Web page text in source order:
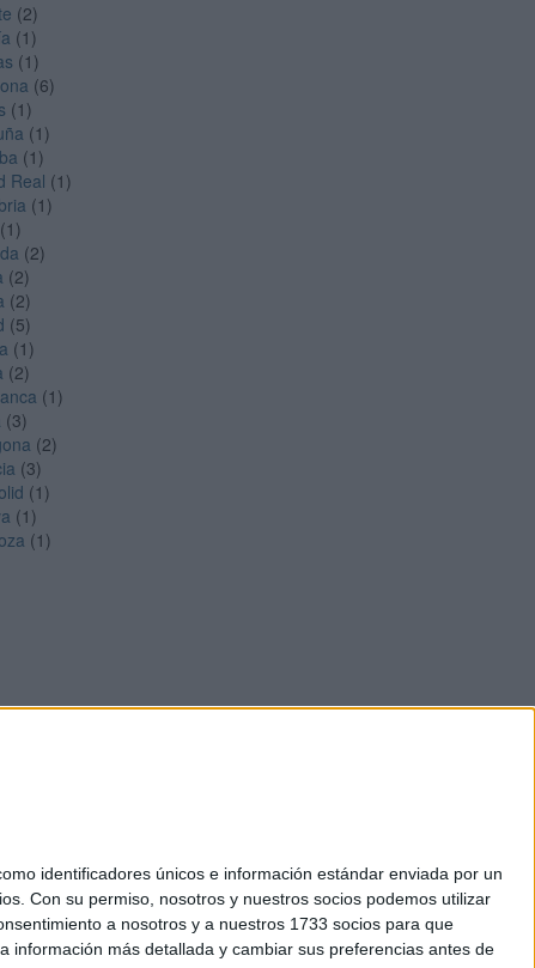
identificadores únicos e información estándar enviada por un
Con su permiso, nosotros y nuestros socios podemos utilizar
a nosotros y a nuestros 1733 socios para que
más detallada y cambiar sus preferencias antes de
(2)
(1)
(1)
(6)
(1)
(1)
(1)
Real (1)
(1)
(1)
(2)
(2)
(2)
(5)
(1)
(2)
(1)
(3)
(2)
(3)
(1)
(1)
(1)
+34 91 593 2767